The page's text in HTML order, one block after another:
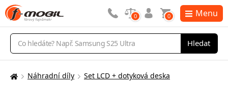
Vyhledávání
Hledat
0 0 Menu
Zde
Náhradní díly Set LCD + dotyková deska